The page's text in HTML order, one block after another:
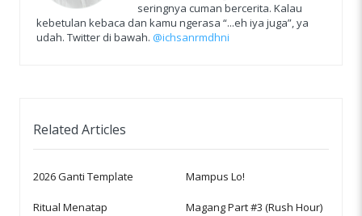
seringnya cuman bercerita. Kalau
kebetulan kebaca dan kamu ngerasa “...eh iya juga”, ya
udah. Twitter di bawah. @ichsanrmdhni
Related Articles
2026 Ganti Template Mampus Lo!
Ritual Menatap Magang Part #3 (Rush Hour)